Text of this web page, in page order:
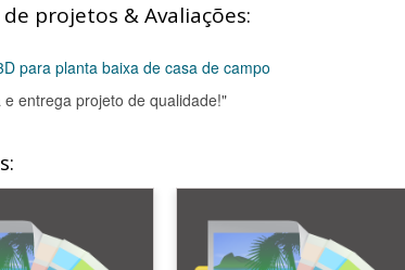
projetos & Avaliações:
para planta baixa de casa de campo
entrega projeto de qualidade!"